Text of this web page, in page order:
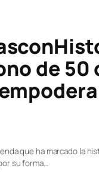
de 50
que ha marcado la
su forma…